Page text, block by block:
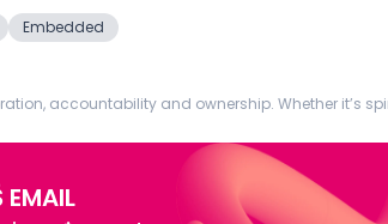
Embedded
accountability and ownership. Whether it’s